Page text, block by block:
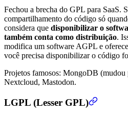
Fechou a brecha do GPL para SaaS.
compartilhamento do código só
considera que disponibilizar o
também conta como distribuição.
modifica um software AGPL e
você precisa disponibilizar o código
Projetos famosos: MongoDB (mudou
Nextcloud, Mastodon.
LGPL (Lesser GPL)